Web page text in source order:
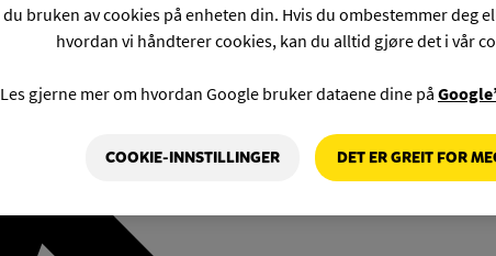
du bruken av cookies på enheten din. Hvis du ombestemmer deg
hvordan vi håndterer cookies, kan du alltid gjøre det i vår
Les gjerne mer om hvordan Google bruker dataene dine på
COOKIE-INNSTILLINGER DET ER GREIT FOR